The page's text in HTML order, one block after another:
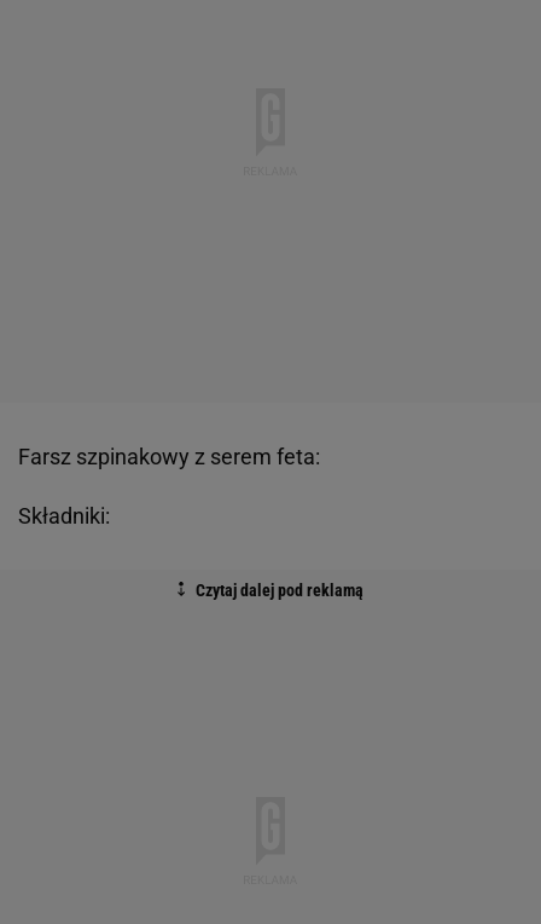
Farsz szpinakowy z serem feta:
Składniki: